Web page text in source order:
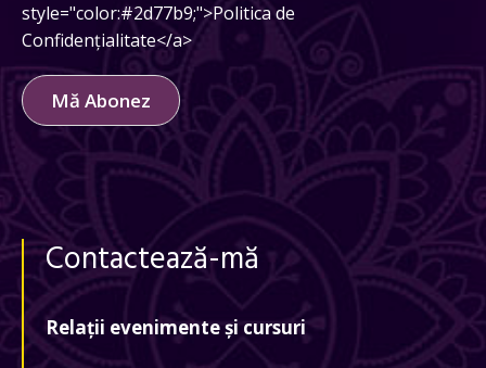
style="color:#2d77b9;">Politica de
Confidențialitate</a>
Mă Abonez
Contactează-mă
Relații evenimente și cursuri